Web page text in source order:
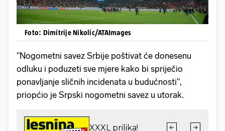
Foto: Dimitrije Nikolic/ATAImages
"Nogometni savez Srbije poštivat će donesenu
odluku i poduzeti sve mjere kako bi spriječio
ponavljanje sličnih incidenata u budućnosti",
priopćio je Srpski nogometni savez u utorak.